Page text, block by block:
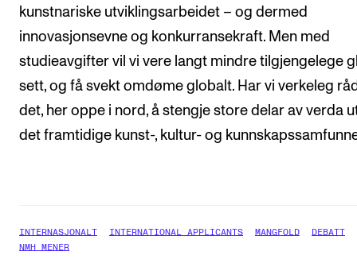
kunstnariske utviklingsarbeidet – og dermed
innovasjonsevne og konkurransekraft. Men med
studieavgifter vil vi vere langt mindre tilgjengelege
sett, og få svekt omdøme globalt. Har vi verkeleg
det, her oppe i nord, å stengje store delar av verda
det framtidige kunst-, kultur- og
INTERNASJONALT INTERNATIONAL APPLICANTS MANGFOLD
DEBATT
NMH MENER